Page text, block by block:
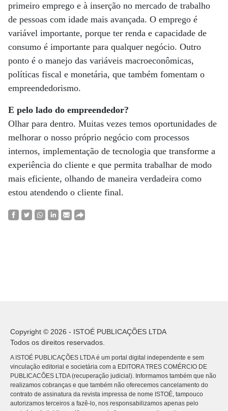
primeiro emprego e à inserção no mercado de trabalho
de pessoas com idade mais avançada. O emprego é
variável importante, porque ter renda e capacidade de
consumo é importante para qualquer negócio. Outro
ponto é o manejo das variáveis macroeconômicas,
políticas fiscal e monetária, que também fomentam o
empreendedorismo.
E pelo lado do empreendedor?
Olhar para dentro. Muitas vezes temos oportunidades de
melhorar o nosso próprio negócio com processos
internos, implementação de tecnologia que transforme a
experiência do cliente e que permita trabalhar de modo
mais eficiente, olhando de maneira verdadeira como
estou atendendo o cliente final.
Copyright © 2026 - ISTOÉ PUBLICAÇÕES LTDA
Todos os direitos reservados.
A ISTOÉ PUBLICAÇÕES LTDA é um portal digital independente e sem
vinculação editorial e societária com a EDITORA TRES COMÉRCIO DE
PUBLICACÕES LTDA (recuperação judicial). Informamos também que não
realizamos cobranças e que também não oferecemos cancelamento do
contrato de assinatura da revista impressa de nome ISTOÉ, tampouco
autorizamos terceiros a fazê-lo, nos responsabilizamos apenas pelo